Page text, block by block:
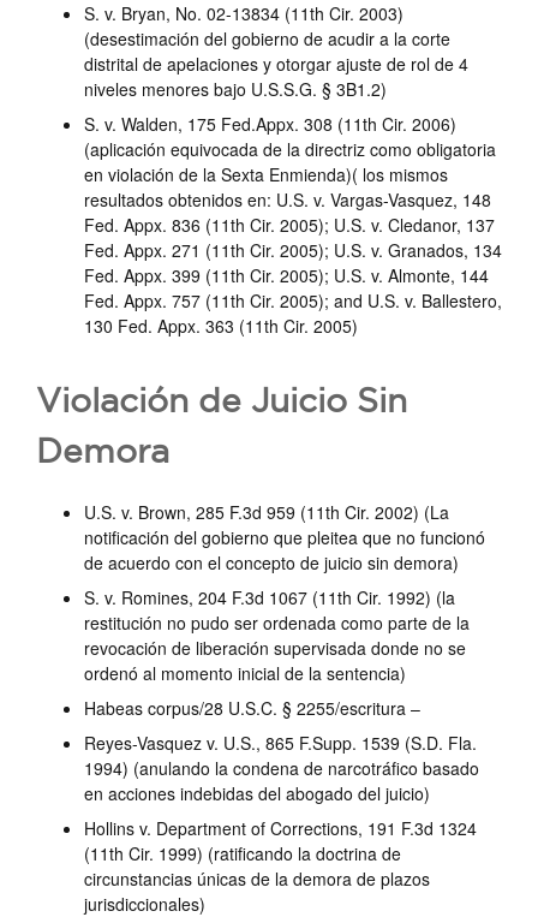
S. v. Bryan, No. 02-13834 (11th Cir. 2003)
(desestimación del gobierno de acudir a la corte
distrital de apelaciones y otorgar ajuste de rol de 4
niveles menores bajo U.S.S.G. § 3B1.2)
S. v. Walden, 175 Fed.Appx. 308 (11th Cir. 2006)
(aplicación equivocada de la directriz como obligatoria
en violación de la Sexta Enmienda)( los mismos
resultados obtenidos en: U.S. v. Vargas-Vasquez, 148
Fed. Appx. 836 (11th Cir. 2005); U.S. v. Cledanor, 137
Fed. Appx. 271 (11th Cir. 2005); U.S. v. Granados, 134
Fed. Appx. 399 (11th Cir. 2005); U.S. v. Almonte, 144
Fed. Appx. 757 (11th Cir. 2005); and U.S. v. Ballestero,
130 Fed. Appx. 363 (11th Cir. 2005)
Violación de Juicio Sin
Demora
U.S. v. Brown, 285 F.3d 959 (11th Cir. 2002) (La
notificación del gobierno que pleitea que no funcionó
de acuerdo con el concepto de juicio sin demora)
S. v. Romines, 204 F.3d 1067 (11th Cir. 1992) (la
restitución no pudo ser ordenada como parte de la
revocación de liberación supervisada donde no se
ordenó al momento inicial de la sentencia)
Habeas corpus/28 U.S.C. § 2255/escritura –
Reyes-Vasquez v. U.S., 865 F.Supp. 1539 (S.D. Fla.
1994) (anulando la condena de narcotráfico basado
en acciones indebidas del abogado del juicio)
Hollins v. Department of Corrections, 191 F.3d 1324
(11th Cir. 1999) (ratificando la doctrina de
circunstancias únicas de la demora de plazos
jurisdiccionales)